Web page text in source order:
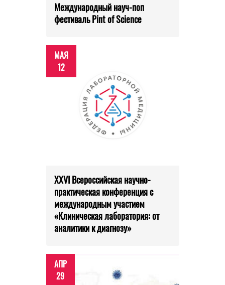
Международный науч-поп
фестиваль Pint of Science
МАЯ
12
XXVI Всероссийская научно-
практическая конференция с
международным участием
«Клиническая лаборатория: от
аналитики к диагнозу»
АПР
29